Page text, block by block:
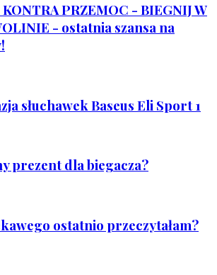
PRZEMOC - BIEGNIJ W
- ostatnia szansa na
słuchawek Baseus Eli Sport 1
prezent dla biegacza?
ostatnio przeczytałam?